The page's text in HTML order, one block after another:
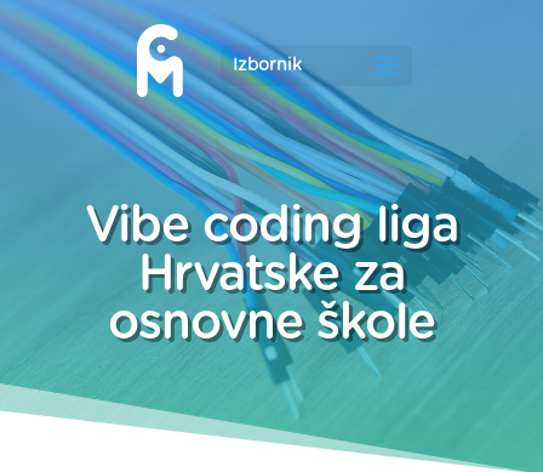
Vibe coding liga
Hrvatske za
osnovne škole